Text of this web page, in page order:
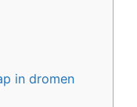
in dromen